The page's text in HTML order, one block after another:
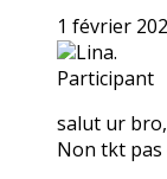
1 février
Lina.
Participant
salut ur bro,
Non tkt pas